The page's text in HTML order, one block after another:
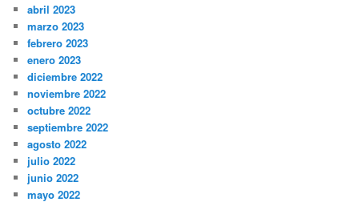
abril 2023
marzo 2023
febrero 2023
enero 2023
diciembre 2022
noviembre 2022
octubre 2022
septiembre 2022
agosto 2022
julio 2022
junio 2022
mayo 2022